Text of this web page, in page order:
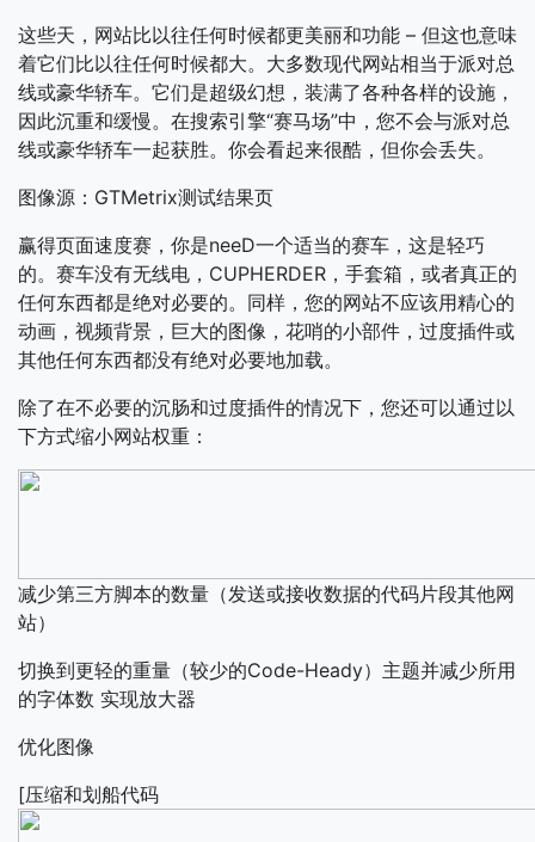
这些天，网站比以往任何时候都更美丽和功能 – 但这也意味
着它们比以往任何时候都大。大多数现代网站相当于派对总
线或豪华轿车。它们是超级幻想，装满了各种各样的设施，
因此沉重和缓慢。在搜索引擎“赛马场”中，您不会与派对总
线或豪华轿车一起获胜。你会看起来很酷，但你会丢失。
图像源：GTMetrix测试结果页
赢得页面速度赛，你是neeD一个适当的赛车，这是轻巧
的。赛车没有无线电，CUPHERDER，手套箱，或者真正的
任何东西都是绝对必要的。同样，您的网站不应该用精心的
动画，视频背景，巨大的图像，花哨的小部件，过度插件或
其他任何东西都没有绝对必要地加载。
除了在不必要的沉肠和过度插件的情况下，您还可以通过以
下方式缩小网站权重：
减少第三方脚本的数量（发送或接收数据的代码片段其他网
站）
切换到更轻的重量（较少的Code-Heady）主题并减少所用
的字体数 实现放大器
优化图像
[压缩和划船代码